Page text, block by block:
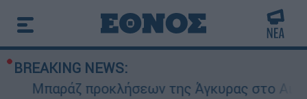
BREAKING NEWS:
Μπαράζ προκλήσεων της Άγκυρας στο Αιγαίο: